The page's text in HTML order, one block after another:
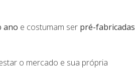
ano e costumam ser pré-fabricadas
o mercado e sua própria